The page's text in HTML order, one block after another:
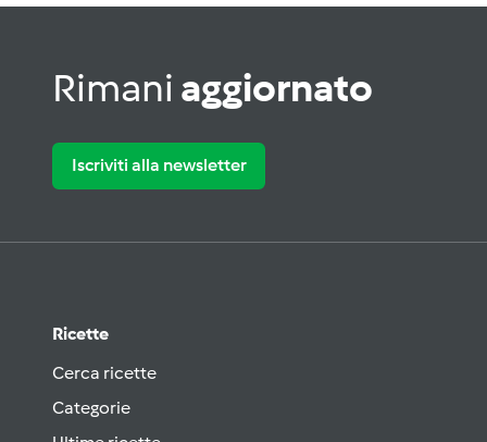
Rimani aggiornato
Iscriviti alla newsletter
Ricette
Cerca ricette
Categorie